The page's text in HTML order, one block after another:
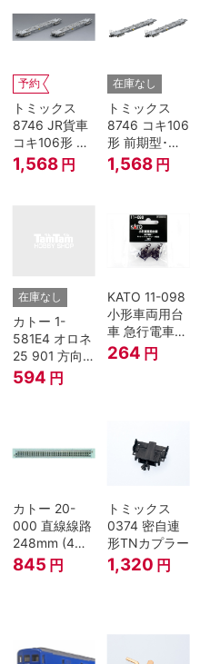
予約
トミックス
8746 JR貨車
コキ106形 前
期型･新塗装･
コンテナな
1,568 円
在庫なし
トミックス
8746 コキ106
形 前期型･新
塗装･コンテ
ナなし･2両セ
1,568 円
在庫なし
カトー 1-
581E4 オロネ
25 901 方向
幕 4両分
594 円
KATO 11-098
小形車両用台
車 急行電車1
Bトレインシ
ョーティー 対
264 円
カトー 20-
000 直線線路
248mm (4本
入) Nゲージ
845 円
トミックス
0374 密自連
形TNカプラー
1,320 円